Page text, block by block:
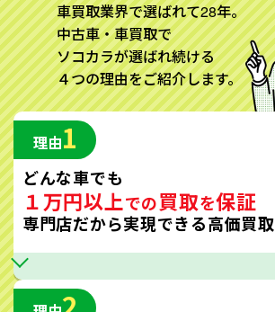
車買取業界で選ばれて28年。
中古車・車買取で
ソコカラが選ばれ続ける
４つの理由をご紹介します。
理由1
どんな車でも
１万円以上での買取を保証
専門店だから実現できる高価買取